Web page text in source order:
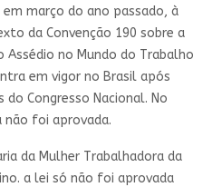
em março do ano passado, à
da Convenção 190 sobre a
Assédio no Mundo do Trabalho
em vigor no Brasil após
do Congresso Nacional. No
não foi aprovada.
da Mulher Trabalhadora da
a lei só não foi aprovada